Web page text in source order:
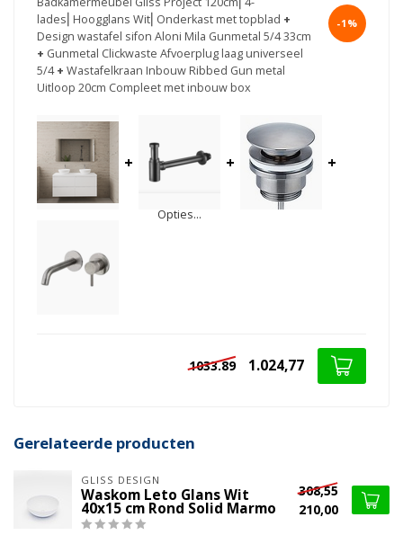
lades⎢Hoogglans Wit⎢Onderkast met topblad +
Design wastafel sifon Aloni Mila Gunmetal 5/4 33cm
+ Gunmetal Clickwaste Afvoerplug laag universeel
5/4 + Wastafelkraan Inbouw Ribbed Gun metal
Uitloop 20cm Compleet met inbouw box
-1%
+
Opties...
+ +
1033.89 1.024,77
Gerelateerde producten
GLISS DESIGN
Waskom Leto Glans Wit
40x15 cm Rond Solid Marmo
308,55
210,00